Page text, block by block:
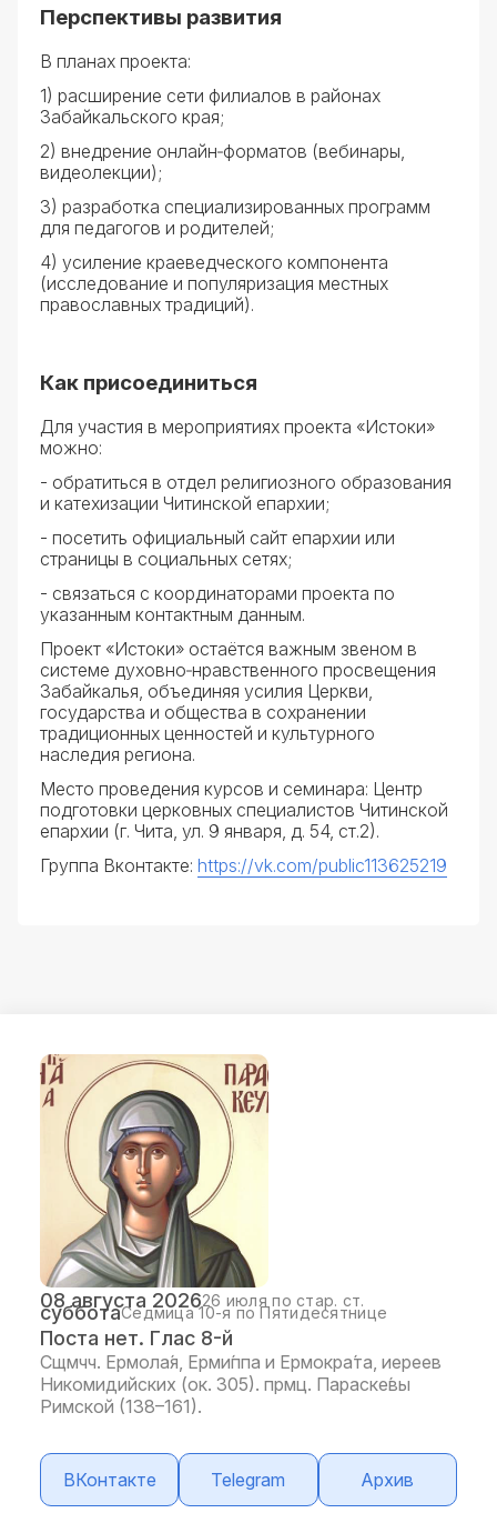
Перспективы развития
В планах проекта:
1) расширение сети филиалов в районах
Забайкальского края;
2) внедрение онлайн‑форматов (вебинары,
видеолекции);
3) разработка специализированных программ
для педагогов и родителей;
4) усиление краеведческого компонента
(исследование и популяризация местных
православных традиций).
Как присоединиться
Для участия в мероприятиях проекта «Истоки»
можно:
- обратиться в отдел религиозного образования
и катехизации Читинской епархии;
- посетить официальный сайт епархии или
страницы в социальных сетях;
- связаться с координаторами проекта по
указанным контактным данным.
Проект «Истоки» остаётся важным звеном в
системе духовно‑нравственного просвещения
Забайкалья, объединяя усилия Церкви,
государства и общества в сохранении
традиционных ценностей и культурного
наследия региона.
Место проведения курсов и семинара: Центр
подготовки церковных специалистов Читинской
епархии (г. Чита, ул. 9 января, д. 54, ст.2).
Группа Вконтакте: https://vk.com/public113625219
08 августа 202626 июля по стар. ст.
субботаСедмица 10-я по Пятидесятнице
Поста нет. Глас 8-й
Сщмчч. Ермола́я, Ерми́ппа и Ермокра́та, иереев
Никомидийских (ок. 305). прмц. Параске́вы
Римской (138–161).
ВКонтакте Telegram Архив